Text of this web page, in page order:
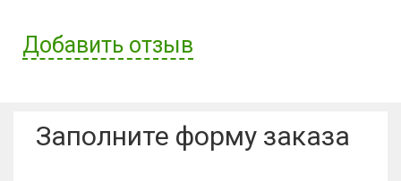
Добавить отзыв
Заполните форму заказа